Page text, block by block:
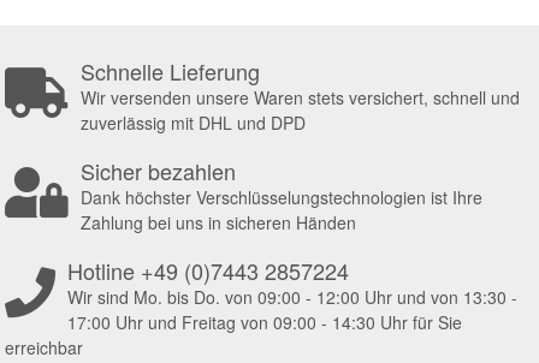
Schnelle Lieferung
Wir versenden unsere Waren stets versichert, schnell und
zuverlässig mit DHL und DPD
Sicher bezahlen
Dank höchster Verschlüsselungstechnologien ist Ihre
Zahlung bei uns in sicheren Händen
Hotline +49 (0)7443 2857224
Wir sind Mo. bis Do. von 09:00 - 12:00 Uhr und von 13:30 -
17:00 Uhr und Freitag von 09:00 - 14:30 Uhr für Sie
erreichbar